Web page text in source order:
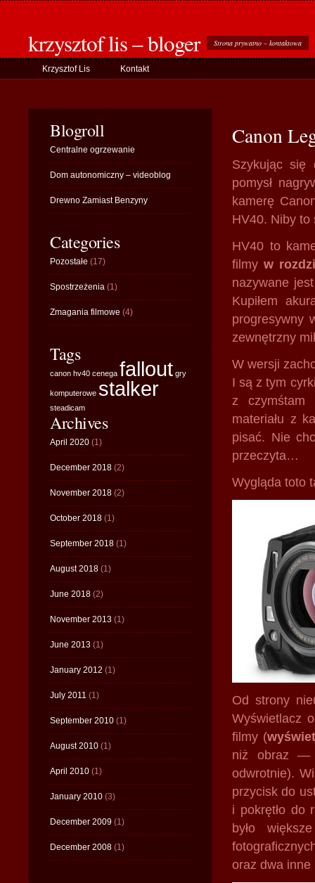
krzysztof lis – bloger Strona prywatno – kontaktowa
Krzysztof Lis Kontakt
Canon
Szykując się
pomysł
kamerę
HV40. Niby to
HV40 to
filmy w
nazywane
Kupiłem
progresywny
zewnętrzny
W wersji
I są z tym
z czymśtam
materiału z
pisać. Nie
przeczyta…
Wygląda toto
Od strony
Wyświetlacz
filmy (
niż obraz —
odwrotnie).
przycisk do
i pokrętło do
było
oraz dwa inne
Blogroll
Centralne ogrzewanie
Dom autonomiczny – videoblog
Drewno Zamiast Benzyny
Categories
Pozostałe (17)
Spostrzeżenia (1)
Zmagania filmowe (4)
Tags
canon hv40 cenega fallout gry
komputerowe stalker
steadicam
Archives
April 2020 (1)
December 2018 (2)
November 2018 (2)
October 2018 (1)
September 2018 (1)
August 2018 (1)
June 2018 (2)
November 2013 (1)
June 2013 (1)
January 2012 (1)
July 2011 (1)
September 2010 (1)
August 2010 (1)
April 2010 (1)
January 2010 (3)
December 2009 (1)
December 2008 (1)